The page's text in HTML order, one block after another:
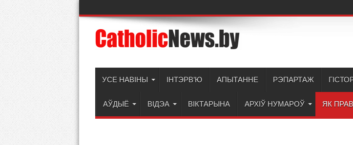
УСЕ НАВІНЫ ІНТЭРВ’Ю АПЫТАННЕ РЭПАРТАЖ
АЎДЫЁ ВІДЭА ВІКТАРЫНА АРХІЎ НУМАРОЎ ЯК